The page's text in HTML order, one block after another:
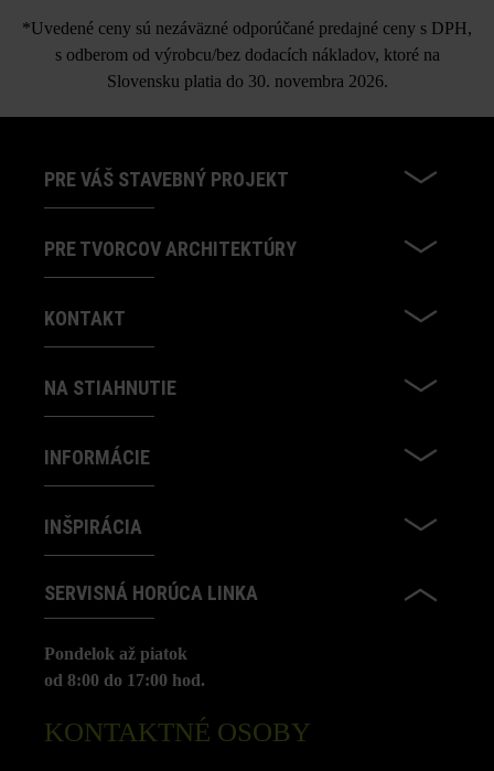
*Uvedené ceny sú nezáväzné odporúčané predajné ceny s DPH,
s odberom od výrobcu/bez dodacích nákladov, ktoré na
Slovensku platia do 30. novembra 2026.
PRE VÁŠ STAVEBNÝ PROJEKT
PRE TVORCOV ARCHITEKTÚRY
KONTAKT
NA STIAHNUTIE
INFORMÁCIE
INŠPIRÁCIA
SERVISNÁ HORÚCA LINKA
Pondelok až piatok
od 8:00 do 17:00 hod.
KONTAKTNÉ OSOBY